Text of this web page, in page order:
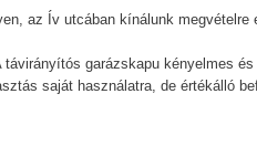
az Ív utcában kínálunk megvételre
garázskapu kényelmes
saját használatra, de értékálló